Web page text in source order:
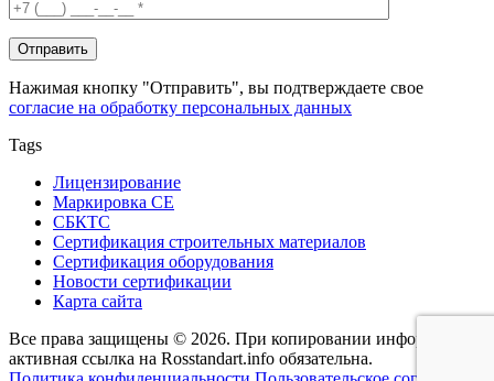
Нажимая кнопку "Отправить", вы подтверждаете свое
согласие на обработку персональных данных
Tags
Лицензирование
Маркировка СЕ
СБКТС
Сертификация строительных материалов
Сертификация оборудования
Новости сертификации
Карта сайта
Все права защищены © 2026. При копировании информации -
активная ссылка на Rosstandart.info обязательна.